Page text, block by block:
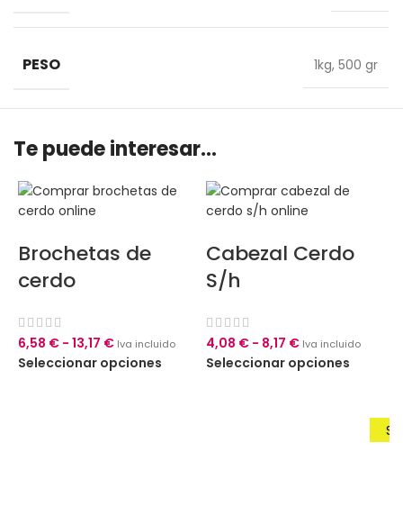
PESO 1kg, 500 gr
Te puede interesar...
Brochetas de
cerdo
6,58 € - 13,17 € Iva incluido
Seleccionar opciones
Cabezal Cerdo
S/h
4,08 € - 8,17 € Iva incluido
Seleccionar opciones